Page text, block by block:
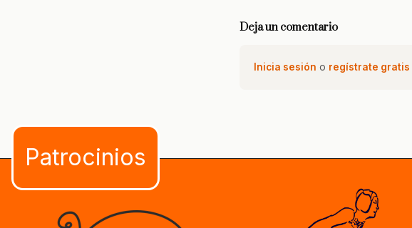
Deja un comentario
Inicia sesión o regístrate gratis